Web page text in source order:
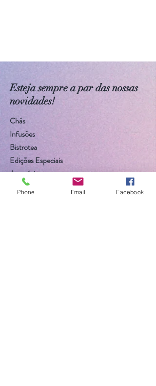
Esteja sempre a par das nossas
novidades!
Chás
Infusões
Bistrotea
Edições Especiais
Acessórios
Phone Email Facebook